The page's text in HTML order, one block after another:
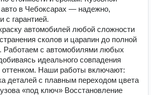
авто в Чебоксарах — надежно,
с гарантией.
автомобилей любой сложности
сколов и царапин до полной
Работаем с автомобилями любых
идеального совпадения
оттенком. Наши работы включают:
деталей с плавным переходом цвета
«под ключ» Восстановление